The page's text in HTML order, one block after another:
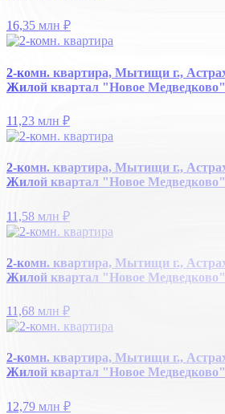
16,35 млн ₽
2-комн. квартира, Мытищи г.,
Жилой квартал "Новое Медведково"
11,23 млн ₽
2-комн. квартира, Мытищи г.,
Жилой квартал "Новое Медведково"
11,58 млн ₽
2-комн. квартира, Мытищи г.,
Жилой квартал "Новое Медведково"
11,68 млн ₽
2-комн. квартира, Мытищи г.,
Жилой квартал "Новое Медведково"
12,79 млн ₽